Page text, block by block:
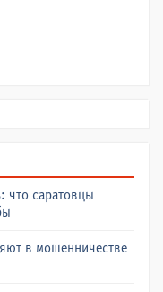
что саратовцы
в мошенничестве